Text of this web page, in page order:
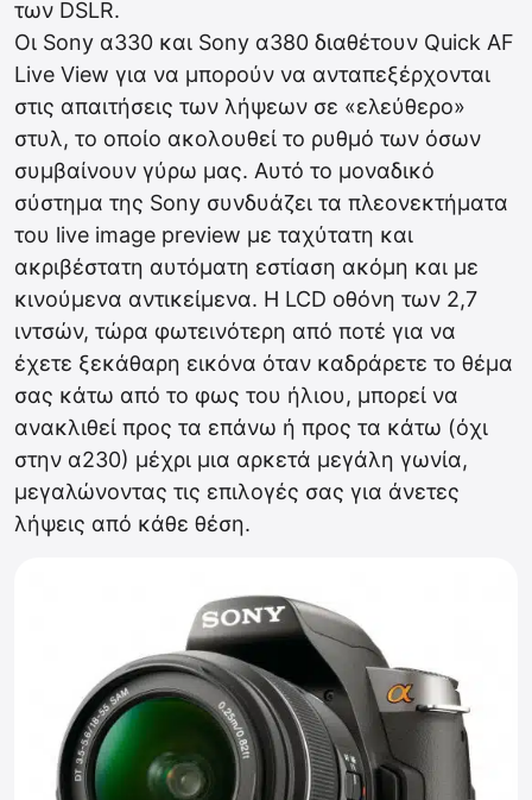
των DSLR.
Οι Sony α330 και Sony α380 διαθέτουν Quick AF
Live View για να μπορούν να ανταπεξέρχονται
στις απαιτήσεις των λήψεων σε «ελεύθερο»
στυλ, το οποίο ακολουθεί το ρυθμό των όσων
συμβαίνουν γύρω μας. Αυτό το μοναδικό
σύστημα της Sony συνδυάζει τα πλεονεκτήματα
του live image preview με ταχύτατη και
ακριβέστατη αυτόματη εστίαση ακόμη και με
κινούμενα αντικείμενα. Η LCD οθόνη των 2,7
ιντσών, τώρα φωτεινότερη από ποτέ για να
έχετε ξεκάθαρη εικόνα όταν καδράρετε το θέμα
σας κάτω από το φως του ήλιου, μπορεί να
ανακλιθεί προς τα επάνω ή προς τα κάτω (όχι
στην α230) μέχρι μια αρκετά μεγάλη γωνία,
μεγαλώνοντας τις επιλογές σας για άνετες
λήψεις από κάθε θέση.